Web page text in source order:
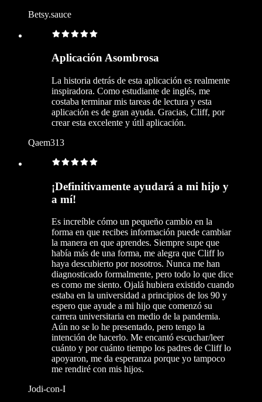
Betsy.sauce
Aplicación Asombrosa
La historia detrás de esta aplicación es realmente
inspiradora. Como estudiante de inglés, me
costaba terminar mis tareas de lectura y esta
aplicación es de gran ayuda. Gracias, Cliff, por
crear esta excelente y útil aplicación.
Qaem313
¡Definitivamente ayudará a mi hijo y
a mí!
Es increíble cómo un pequeño cambio en la
forma en que recibes información puede cambiar
la manera en que aprendes. Siempre supe que
había más de una forma, me alegra que Cliff lo
haya descubierto por nosotros. Nunca me han
diagnosticado formalmente, pero todo lo que dice
es como me siento. Ojalá hubiera existido cuando
estaba en la universidad a principios de los 90 y
espero que ayude a mi hijo que comenzó su
carrera universitaria en medio de la pandemia.
Aún no se lo he presentado, pero tengo la
intención de hacerlo. Me encantó escuchar/leer
cuánto y por cuánto tiempo los padres de Cliff lo
apoyaron, me da esperanza porque yo tampoco
me rendiré con mis hijos.
Jodi-con-I